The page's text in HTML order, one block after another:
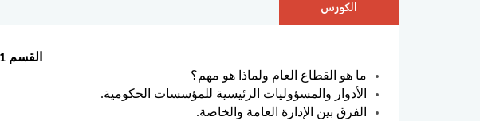
الكورس
القسم 1: مقدمة في حوكمة القطاع العام
ما هو القطاع العام ولماذا هو مهم؟
الأدوار والمسؤوليات الرئيسية للمؤسسات الحكومية.
الفرق بين الإدارة العامة والخاصة.